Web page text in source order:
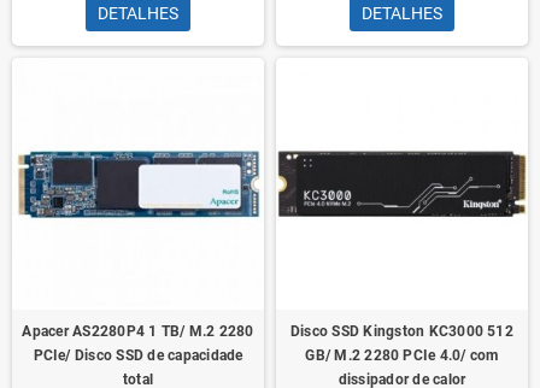
DETALHES DETALHES
Apacer AS2280P4 1 TB/ M.2 2280
PCIe/ Disco SSD de capacidade
total
Disco SSD Kingston KC3000 512
GB/ M.2 2280 PCIe 4.0/ com
dissipador de calor